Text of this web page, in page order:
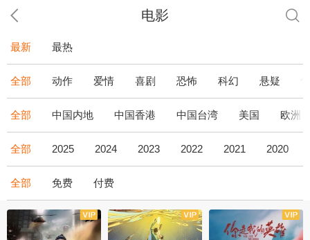
电影
最新 最热
全部 动作 爱情 喜剧 恐怖 科幻 悬疑
全部 中国内地 中国香港 中国台湾 美国 欧洲
全部 2025 2024 2023 2022 2021 2020
全部 免费 付费